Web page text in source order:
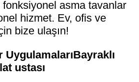
fonksiyonel asma tavanlar
hizmet. Ev, ofis ve
bize ulaşın!
ustası